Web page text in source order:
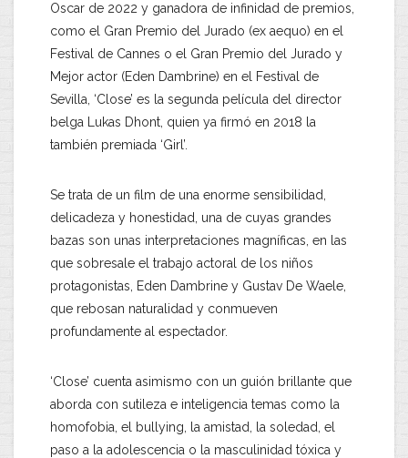
Oscar de 2022 y ganadora de infinidad de premios,
como el Gran Premio del Jurado (ex aequo) en el
Festival de Cannes o el Gran Premio del Jurado y
Mejor actor (Eden Dambrine) en el Festival de
Sevilla, ‘Close’ es la segunda película del director
belga Lukas Dhont, quien ya firmó en 2018 la
también premiada ‘Girl’.
Se trata de un film de una enorme sensibilidad,
delicadeza y honestidad, una de cuyas grandes
bazas son unas interpretaciones magníficas, en las
que sobresale el trabajo actoral de los niños
protagonistas, Eden Dambrine y Gustav De Waele,
que rebosan naturalidad y conmueven
profundamente al espectador.
‘Close’ cuenta asimismo con un guión brillante que
aborda con sutileza e inteligencia temas como la
homofobia, el bullying, la amistad, la soledad, el
paso a la adolescencia o la masculinidad tóxica y